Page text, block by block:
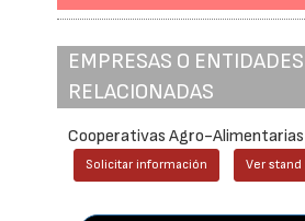
EMPRESAS O ENTIDADES
RELACIONADAS
Cooperativas Agro-Alimentarias
Solicitar información Ver stand